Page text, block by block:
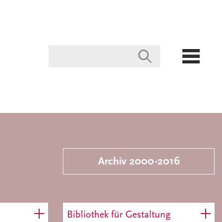
Archiv 2000-2016
Bibliothek für Gestaltung